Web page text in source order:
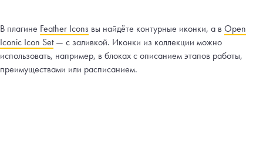
В плагине Feather Icons вы найдёте контурные иконки, а в Open
Iconic Icon Set— с заливкой. Иконки из коллекции можно
использовать, например, в блоках с описанием этапов работы,
преимуществами или расписанием.